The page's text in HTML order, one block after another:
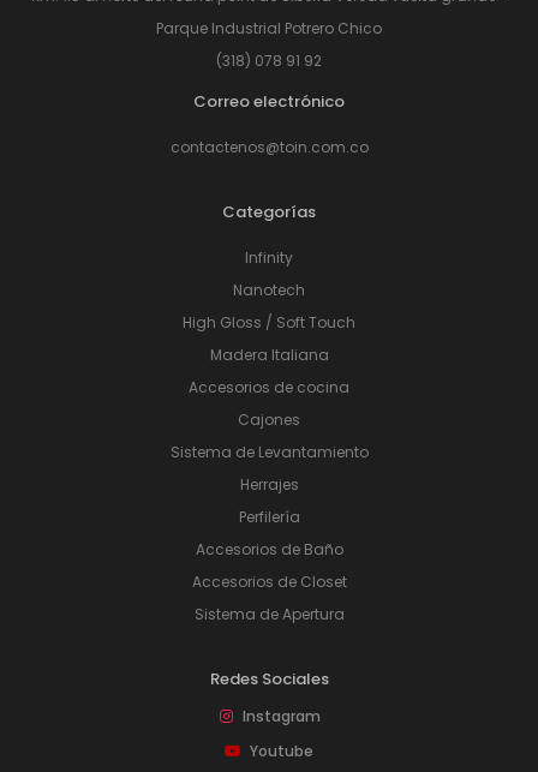
Parque Industrial Potrero Chico
(318) 078 91 92
Correo electrónico
contactenos@toin.com.co
Categorías
Infinity
Nanotech
High Gloss / Soft Touch
Madera Italiana
Accesorios de cocina
Cajones
Sistema de Levantamiento
Herrajes
Perfilería
Accesorios de Baño
Accesorios de Closet
Sistema de Apertura
Redes Sociales
Instagram
Youtube